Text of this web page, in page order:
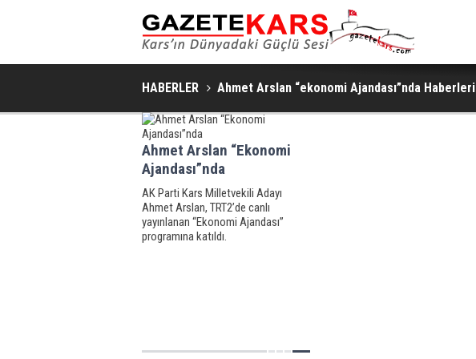
HABERLER Ahmet Arslan “ekonomi Ajandası”nda Haberleri
Ahmet Arslan “Ekonomi
Ajandası”nda
AK Parti Kars Milletvekili Adayı
Ahmet Arslan, TRT2’de canlı
yayınlanan “Ekonomi Ajandası”
programına katıldı.